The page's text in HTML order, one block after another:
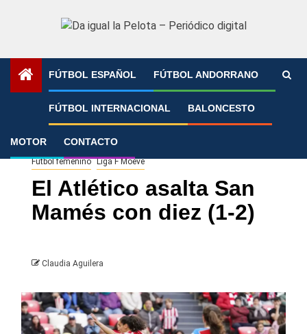
FÚTBOL ESPAÑOL FÚTBOL ANDORRANO
FÚTBOL INTERNACIONAL BALONCESTO
MOTOR CONTACTO
»
Athletic Club Bilbao Atlético de Madrid
Fútbol femenino Liga F Moeve
El Atlético asalta San
Mamés con diez (1-2)
Claudia Aguilera